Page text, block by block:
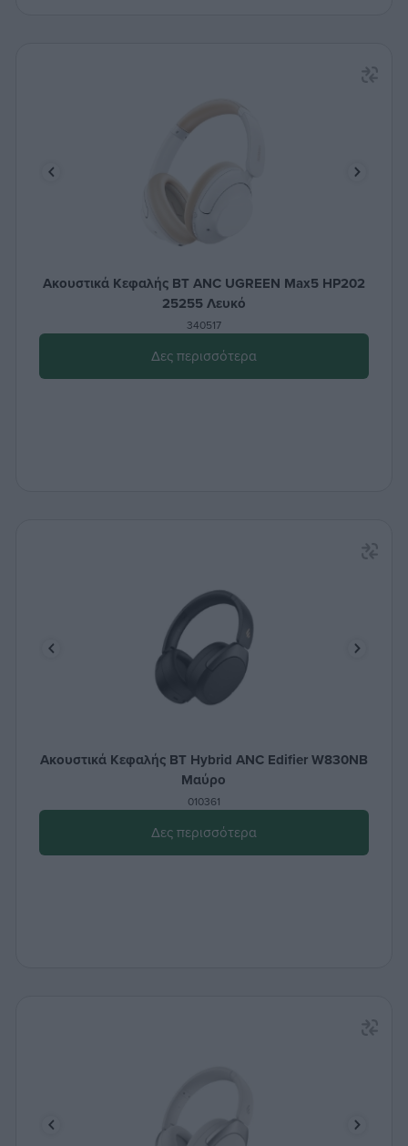
Ακουστικά Κεφαλής BT ANC UGREEN Max5 HP202
25255 Λευκό
340517
Δες περισσότερα
Ακουστικά Κεφαλής BT Hybrid ANC Edifier W830NB
Μαύρο
010361
Δες περισσότερα